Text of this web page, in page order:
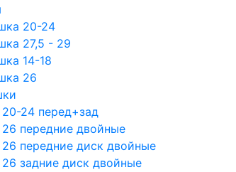
20-24
27,5 - 29
14-18
26
20-24 перед+зад
26 передние двойные
26 передние диск двойные
26 задние диск двойные